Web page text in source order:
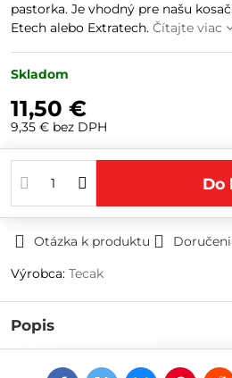
pastorka. Je vhodný pre našu
Etech alebo Extratech. Čítajte viac
Skladom
11,50 €
9,35 € bez DPH
Otázka k produktu
Výrobca: Tecak
Popis